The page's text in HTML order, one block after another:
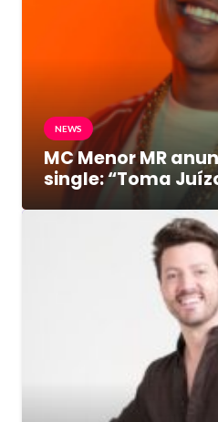
NEWS
MC Menor MR
single: “Toma